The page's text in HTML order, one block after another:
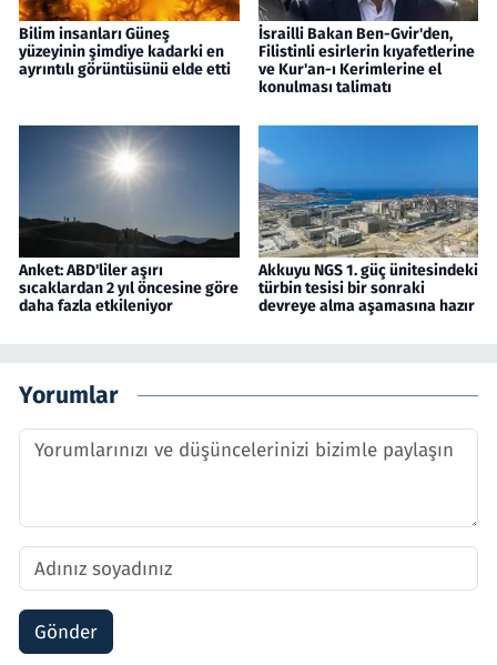
Bilim insanları Güneş
yüzeyinin şimdiye kadarki en
ayrıntılı görüntüsünü elde etti
İsrailli Bakan Ben-Gvir'den,
Filistinli esirlerin kıyafetlerine
ve Kur'an-ı Kerimlerine el
konulması talimatı
Anket: ABD'liler aşırı
sıcaklardan 2 yıl öncesine göre
daha fazla etkileniyor
Akkuyu NGS 1. güç ünitesindeki
türbin tesisi bir sonraki
devreye alma aşamasına hazır
Yorumlar
Gönder